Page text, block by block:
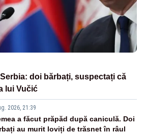
doi bărbați, suspectați că
lui Vučić
2026, 21:39
a făcut prăpăd după caniculă. Doi
au murit loviți de trăsnet în râul